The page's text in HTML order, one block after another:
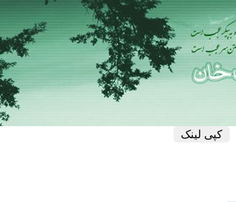
کپی لینک